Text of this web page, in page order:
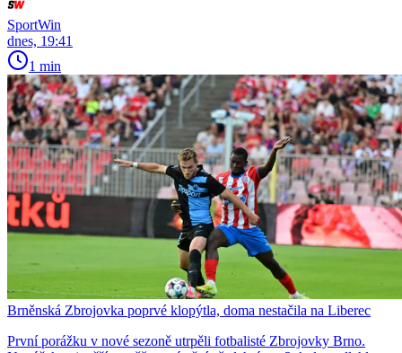
SportWin
dnes, 19:41
1 min
Brněnská Zbrojovka poprvé klopýtla, doma nestačila na Liberec
První porážku v nové sezoně utrpěli fotbalisté Zbrojovky Brno.